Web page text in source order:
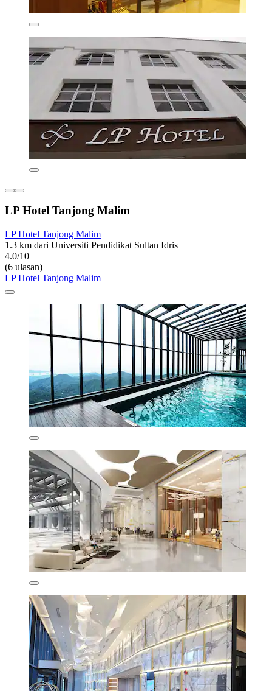
LP Hotel Tanjong Malim
LP Hotel Tanjong Malim
1.3 km dari Universiti Pendidikat Sultan Idris
4.0/10
(6 ulasan)
LP Hotel Tanjong Malim